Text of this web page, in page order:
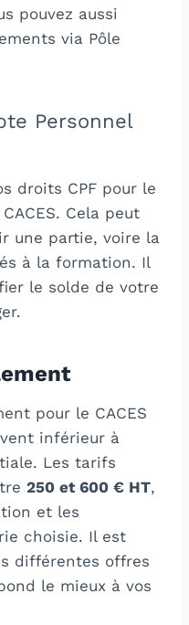
pouvez aussi
via Pôle
Personnel
droits CPF pour le
Cela peut
une partie, voire la
à la formation. Il
le solde de votre
pour le CACES
inférieur à
Les tarifs
250 et 600 € HT,
et les
choisie. Il est
différentes offres
le mieux à vos